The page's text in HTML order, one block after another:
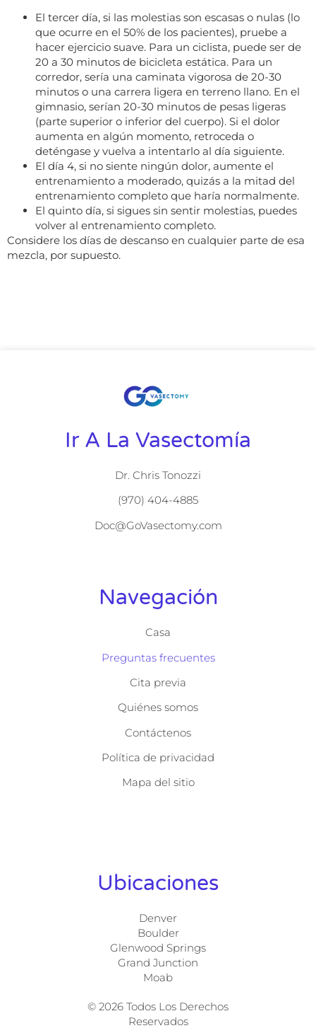
El tercer día, si las molestias son escasas o nulas (lo
que ocurre en el 50% de los pacientes), pruebe a
hacer ejercicio suave. Para un ciclista, puede ser de
20 a 30 minutos de bicicleta estática. Para un
corredor, sería una caminata vigorosa de 20-30
minutos o una carrera ligera en terreno llano. En el
gimnasio, serían 20-30 minutos de pesas ligeras
(parte superior o inferior del cuerpo). Si el dolor
aumenta en algún momento, retroceda o
deténgase y vuelva a intentarlo al día siguiente.
El día 4, si no siente ningún dolor, aumente el
entrenamiento a moderado, quizás a la mitad del
entrenamiento completo que haría normalmente.
El quinto día, si sigues sin sentir molestias, puedes
volver al entrenamiento completo.
Considere los días de descanso en cualquier parte de esa
mezcla, por supuesto.
Ir A La Vasectomía
Dr. Chris Tonozzi
(970) 404-4885
Doc@GoVasectomy.com
Navegación
Casa
Preguntas frecuentes
Cita previa
Quiénes somos
Contáctenos
Política de privacidad
Mapa del sitio
Ubicaciones
Denver
Boulder
Glenwood Springs
Grand Junction
Moab
© 2026 Todos Los Derechos
Reservados